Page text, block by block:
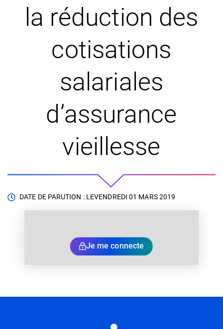
la réduction des
cotisations
salariales
d’assurance
vieillesse
DATE DE PARUTION : LEVENDREDI 01 MARS 2019
Je me connecte